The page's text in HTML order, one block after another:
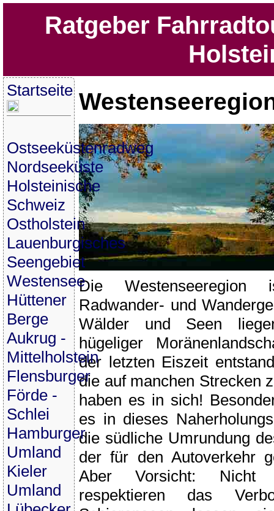
Ratgeber
Die
Radwander- und
Wälder und Seen
hügeliger
der letzten Eiszeit
die auf manchen Strecken
haben es in sich!
es in dieses
die südliche Umrundung
der für den Autoverkehr
Aber Vorsicht: Nicht
respektieren das
Startseite
Ostseeküstenradweg
Nordseeküste
Holsteinische
Schweiz
Ostholstein
Lauenburgisches
Seengebiet
Westensee
Hüttener
Berge
Aukrug -
Mittelholstein
Flensburger
Förde -
Schlei
Hamburger
Umland
Kieler
Umland